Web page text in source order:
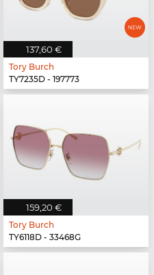
137,60 €
Tory Burch
TY7235D - 197773
159,20 €
Tory Burch
TY6118D - 33468G